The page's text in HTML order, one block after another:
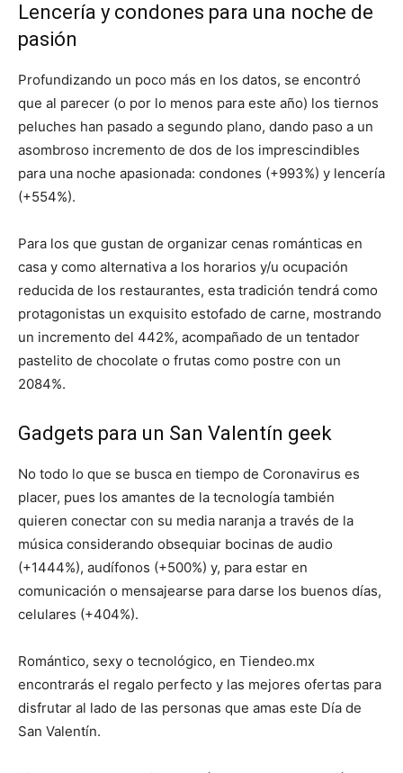
Lencería y condones para una noche de
pasión
Profundizando un poco más en los datos, se encontró
que al parecer (o por lo menos para este año) los tiernos
peluches han pasado a segundo plano, dando paso a un
asombroso incremento de dos de los imprescindibles
para una noche apasionada: condones (+993%) y lencería
(+554%).
Para los que gustan de organizar cenas románticas en
casa y como alternativa a los horarios y/u ocupación
reducida de los restaurantes, esta tradición tendrá como
protagonistas un exquisito estofado de carne, mostrando
un incremento del 442%, acompañado de un tentador
pastelito de chocolate o frutas como postre con un
2084%.
Gadgets para un San Valentín geek
No todo lo que se busca en tiempo de Coronavirus es
placer, pues los amantes de la tecnología también
quieren conectar con su media naranja a través de la
música considerando obsequiar bocinas de audio
(+1444%), audífonos (+500%) y, para estar en
comunicación o mensajearse para darse los buenos días,
celulares (+404%).
Romántico, sexy o tecnológico, en Tiendeo.mx
encontrarás el regalo perfecto y las mejores ofertas para
disfrutar al lado de las personas que amas este Día de
San Valentín.